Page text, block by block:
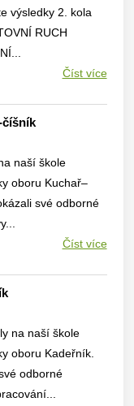
výsledky 2. kola
RUCH
Číst více
číšník
naší škole
oboru Kuchař–
své odborné
Číst více
na naší škole
oboru Kadeřník.
odborné